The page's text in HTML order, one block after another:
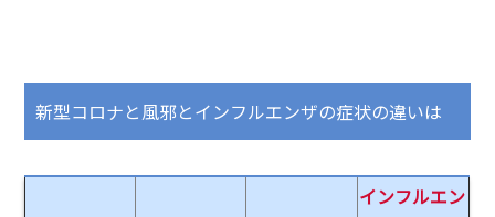
新型コロナと風邪とインフルエンザの症状の違いは
インフルエン